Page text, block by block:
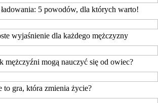
5 powodów, dla których warto!
wyjaśnienie dla każdego mężczyzny
mężczyźni mogą nauczyć się od owiec?
to gra, która zmienia życie?